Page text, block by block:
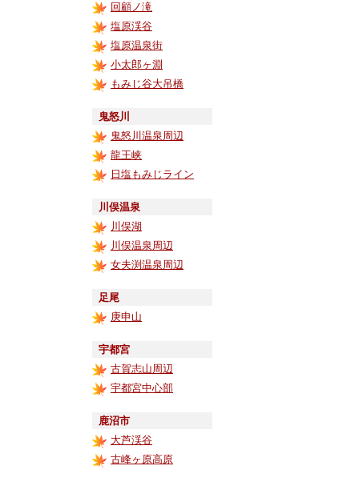
回顧ノ滝
塩原渓谷
塩原温泉街
小太郎ヶ淵
もみじ谷大吊橋
鬼怒川
鬼怒川温泉周辺
龍王峡
日塩もみじライン
川俣温泉
川俣湖
川俣温泉周辺
女夫渕温泉周辺
足尾
庚申山
宇都宮
古賀志山周辺
宇都宮中心部
鹿沼市
大芦渓谷
古峰ヶ原高原